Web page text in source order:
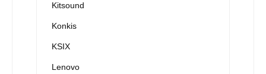
Kitsound
Konkis
KSIX
Lenovo